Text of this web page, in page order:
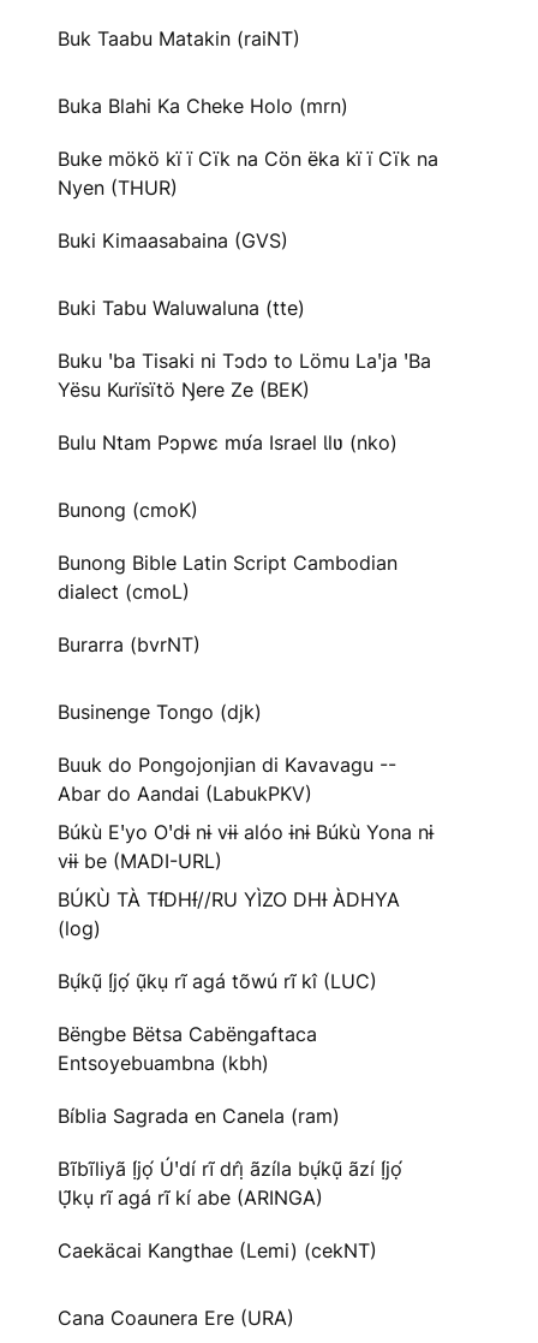
Buk Taabu Matakin (raiNT)
Buka Blahi Ka Cheke Holo (mrn)
Buke mökö kï ï Cïk na Cön ëka kï ï Cïk na
Nyen (THUR)
Buki Kimaasabaina (GVS)
Buki Tabu Waluwaluna (tte)
Buku ꞌba Tisaki ni Tɔdɔ to Lömu Laꞌja ꞌBa
Yësu Kurïsïtö Ŋere Ze (BEK)
Bulu Ntam Pɔpwɛ mʋ́a Israel Ɩlʋ (nko)
Bunong (cmoK)
Bunong Bible Latin Script Cambodian
dialect (cmoL)
Burarra (bvrNT)
Businenge Tongo (djk)
Buuk do Pongojonjian di Kavavagu --
Abar do Aandai (LabukPKV)
Búkù Eꞌyo Oꞌdɨ nɨ vɨɨ alóo ɨnɨ Búkù Yona nɨ
vɨɨ be (MADI-URL)
BÚKÙ TÀ TƗ́DHƗ́//RU YÌZO DHƗ ÀDHYA
(log)
Bụ́kụ̃ Ị́jọ́ ụ̃kụ rĩ agá tõwú rĩ kî (LUC)
Bëngbe Bëtsa Cabëngaftaca
Entsoyebuambna (kbh)
Bíblia Sagrada en Canela (ram)
Bĩbĩliyã Ị́jọ́ Úꞌdí rĩ drị̂ ãzíla bụ́kụ̃ ãzí Ị́jọ́
Ụ̃kụ rĩ agá rĩ kí abe (ARINGA)
Caekäcai Kangthae (Lemi) (cekNT)
Cana Coaunera Ere (URA)